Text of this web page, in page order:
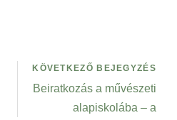
KÖVETKEZŐ BEJEGYZÉS
Beiratkozás a művészeti
alapiskolába – a